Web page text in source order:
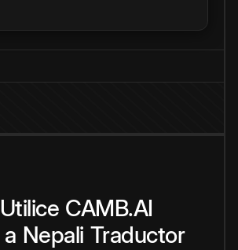
Utilice CAMB.AI
a Nepali Traductor